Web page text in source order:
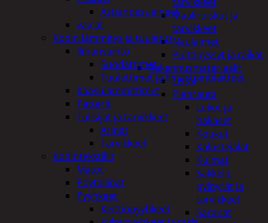
Maaliruiskut ja
tarvikkeet
Naulaimet
Pulttipyssyt ja räikät
Rakennusmateriaalit
Listat
Pienrauta
Lukot ja
hakaset
Koukut
Kalustejalat
Kulmat
Sakkelit,
pylpyrät ja
tarvikkeet
Saranat
Astianpesuaineet
vaa'at
Kodin lämmitys ja tuuletus
Ilmanvaihto
Suodattimet
Tuulettimet ja Ilmastointilaitteet
Kaasulämmittimet
Patterit
Tulisijat ja tarvikkeet
Arinat
Tarvikkeet
Kodintekstiilit
Matot
Pöytäliinat
Pyyhkeet
Keittiöpyyhkeet